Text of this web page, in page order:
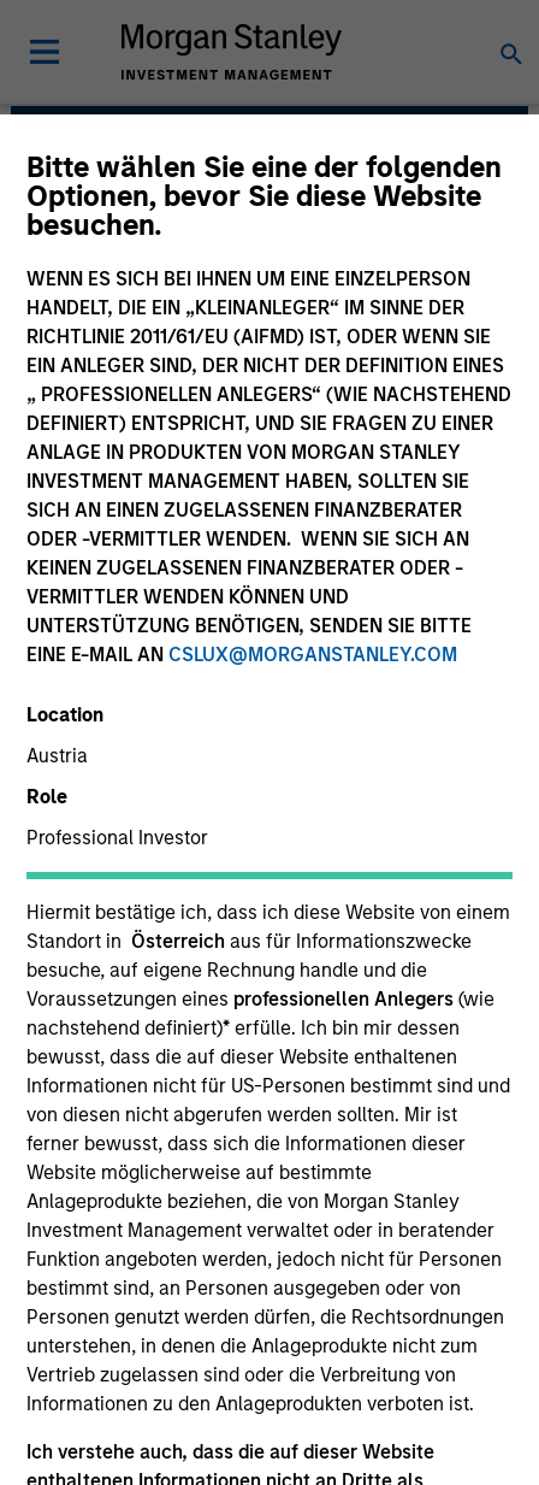
Bitte wählen Sie eine der folgenden
Optionen, bevor Sie diese Website
besuchen.
WENN ES SICH BEI IHNEN UM EINE EINZELPERSON
HANDELT, DIE EIN „KLEINANLEGER“ IM SINNE DER
RICHTLINIE 2011/61/EU (AIFMD) IST, ODER WENN SIE
EIN ANLEGER SIND, DER NICHT DER DEFINITION EINES
„ PROFESSIONELLEN ANLEGERS“ (WIE NACHSTEHEND
DEFINIERT) ENTSPRICHT, UND SIE FRAGEN ZU EINER
ANLAGE IN PRODUKTEN VON MORGAN STANLEY
INVESTMENT MANAGEMENT HABEN, SOLLTEN SIE
SICH AN EINEN ZUGELASSENEN FINANZBERATER
ODER -VERMITTLER WENDEN. WENN SIE SICH AN
KEINEN ZUGELASSENEN FINANZBERATER ODER -
VERMITTLER WENDEN KÖNNEN UND
UNTERSTÜTZUNG BENÖTIGEN, SENDEN SIE BITTE
EINE E-MAIL AN CSLUX@MORGANSTANLEY.COM
Location
Austria
Role
Professional Investor
Hiermit bestätige ich, dass ich diese Website von einem
Standort in Österreich aus für Informationszwecke
besuche, auf eigene Rechnung handle und die
Voraussetzungen eines professionellen Anlegers(wie
nachstehend definiert)* erfülle. Ich bin mir dessen
bewusst, dass die auf dieser Website enthaltenen
Informationen nicht für US-Personen bestimmt sind und
von diesen nicht abgerufen werden sollten. Mir ist
ferner bewusst, dass sich die Informationen dieser
Website möglicherweise auf bestimmte
Anlageprodukte beziehen, die von Morgan Stanley
Investment Management verwaltet oder in beratender
Funktion angeboten werden, jedoch nicht für Personen
bestimmt sind, an Personen ausgegeben oder von
Personen genutzt werden dürfen, die Rechtsordnungen
unterstehen, in denen die Anlageprodukte nicht zum
Vertrieb zugelassen sind oder die Verbreitung von
Informationen zu den Anlageprodukten verboten ist.
Ich verstehe auch, dass die auf dieser Website
AIP Hedge Fund Team
Size, scale and expertise enables us to
deliver a unique set of exposures and
portfolio options to our clients. We
offer flexibility in regards to strategies,
implementation vehicles, investment
types and liquidity preferences.
The AIP Hedge Fund team, part of our Solutions &
broad range of hedge fund portfolio solutions to a
global client base. Their strategies include custom
hedge fund portfolios; broadly-diversified,
opportunistic and strategy-specific funds; and advisory
services.
Meet the Team
Mark van der Zwan
Managing Director
Jarrod Quigley
Managing Director
Eban Cucinotta